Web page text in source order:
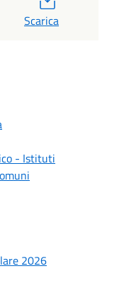
Scarica
- Istituti
2026